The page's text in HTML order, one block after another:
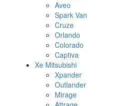
Aveo
Spark Van
Cruze
Orlando
Colorado
Captiva
Xe Mitsubishi
Xpander
Outlander
Mirage